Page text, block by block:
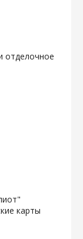
отделочное
карты